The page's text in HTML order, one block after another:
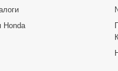
Honda